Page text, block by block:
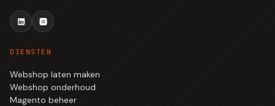
DIENSTEN
Webshop laten maken
Webshop onderhoud
Magento beheer